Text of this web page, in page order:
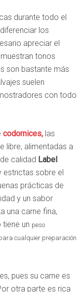
durante todo el
los
apreciar el
tonos
son bastante más
suelen
con todo
codornices, las
libre, alimentadas a
calidad Label
estrictas sobre el
prácticas de
y un sabor
una carne fina,
un peso
cualquier preparación
pues su carne es
otra parte es rica